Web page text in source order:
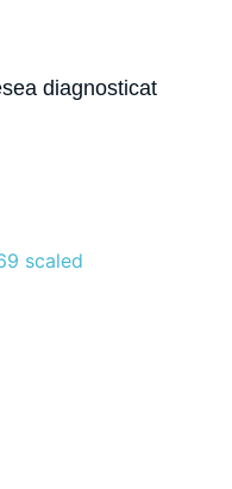
diagnosticat